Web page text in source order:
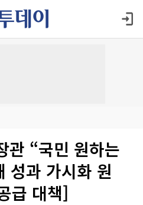
관 “국민 원하는
과 가시화 원
급 대책]